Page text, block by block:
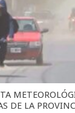
DE LA